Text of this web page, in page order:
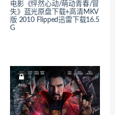
电影《怦然心动/萌动青春/冒
失》蓝光原盘下载+高清MKV
版 2010 Flipped迅雷下载16.5
G